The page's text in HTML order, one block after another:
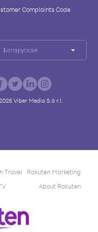
Complaints Code
Беларуская
2026Viber Media S.à r.l.
Travel
Rakuten Marketing
About Rakuten